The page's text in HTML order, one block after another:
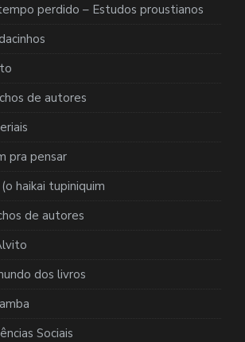
perdido – Estudos proustianos
de autores
pra pensar
haikai tupiniquim
de autores
dos livros
Sociais